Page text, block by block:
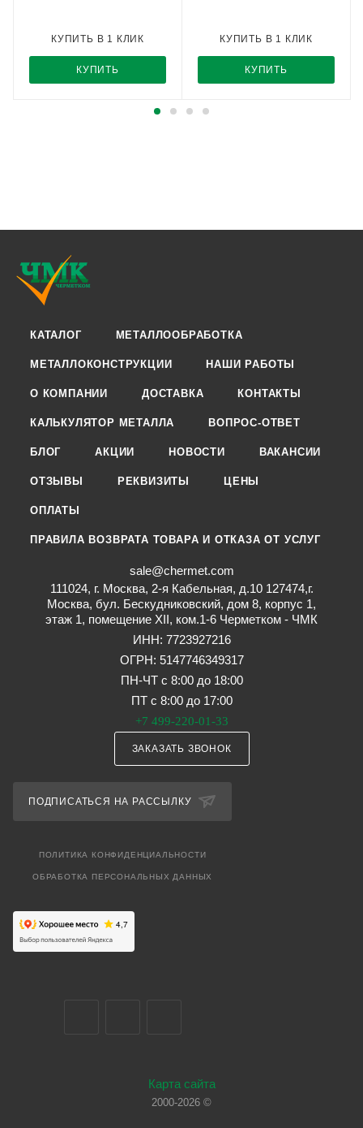
КУПИТЬ
КУПИТЬ В 1 КЛИК
КУПИТЬ
КУПИТЬ В 1 КЛИК
КАТАЛОГ МЕТАЛЛООБРАБОТКА
МЕТАЛЛОКОНСТРУКЦИИ НАШИ РАБОТЫ
О КОМПАНИИ ДОСТАВКА КОНТАКТЫ
КАЛЬКУЛЯТОР МЕТАЛЛА ВОПРОС-ОТВЕТ
БЛОГ АКЦИИ НОВОСТИ ВАКАНСИИ
ОТЗЫВЫ РЕКВИЗИТЫ ЦЕНЫ
ОПЛАТЫ
ПРАВИЛА ВОЗВРАТА ТОВАРА И ОТКАЗА ОТ УСЛУГ
sale@chermet.com
111024, г. Москва, 2-я Кабельная, д.10 127474,г.
Москва, бул. Бескудниковский, дом 8, корпус 1,
этаж 1, помещение XII, ком.1-6 Черметком - ЧМК
ИНН: 7723927216
ОГРН: 5147746349317
ПН-ЧТ с 8:00 до 18:00
ПТ с 8:00 до 17:00
+7 499-220-01-33
ЗАКАЗАТЬ ЗВОНОК
ПОДПИСАТЬСЯ НА РАССЫЛКУ
ПОЛИТИКА КОНФИДЕНЦИАЛЬНОСТИ
ОБРАБОТКА ПЕРСОНАЛЬНЫХ ДАННЫХ
Карта сайта
2000-2026 ©